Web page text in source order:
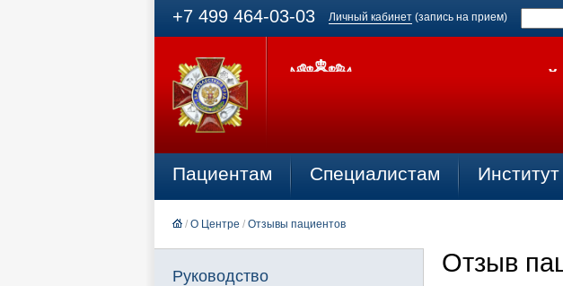
+7 499 464-03-03 Личный кабинет (запись на прием)
Пациентам Специалистам Институт
/ О Центре / Отзывы пациентов
Руководство Отзыв